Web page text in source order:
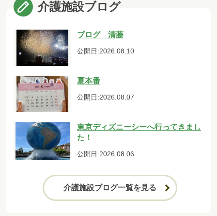
介護施設ブログ
ブログ 清藤
公開日:2026.08.10
夏本番
公開日:2026.08.07
東京ディズニーシーへ行ってきまし
た！
公開日:2026.08.06
介護施設ブログ一覧を見る